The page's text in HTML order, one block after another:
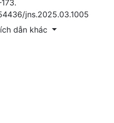
jns.2025.03.1005
dẫn khác